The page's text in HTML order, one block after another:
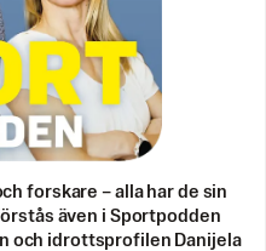
forskare – alla har de sin
även i Sportpodden
och idrottsprofilen Danijela